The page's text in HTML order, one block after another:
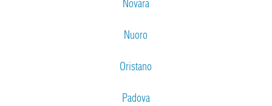
Novara
Nuoro
Oristano
Padova